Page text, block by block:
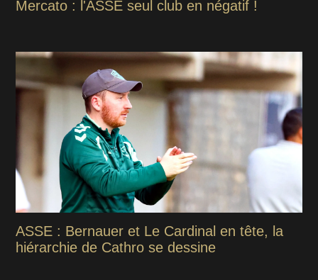
Mercato : l'ASSE seul club en négatif !
ASSE : Bernauer et Le Cardinal en tête, la
hiérarchie de Cathro se dessine